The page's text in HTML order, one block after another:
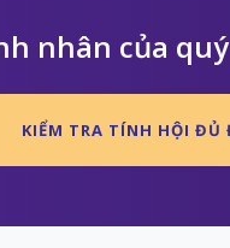
nhân của
KIỂM TRA TÍNH HỘI ĐỦ